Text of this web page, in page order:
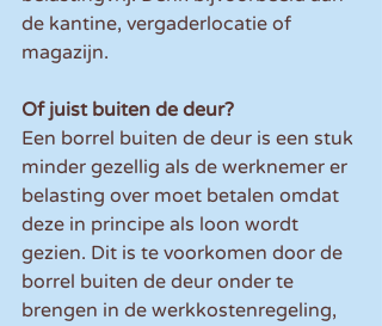
de kantine, vergaderlocatie of
magazijn.
Of juist buiten de deur?
Een borrel buiten de deur is een stuk
minder gezellig als de werknemer er
belasting over moet betalen omdat
deze in principe als loon wordt
gezien. Dit is te voorkomen door de
borrel buiten de deur onder te
brengen in de werkkostenregeling,